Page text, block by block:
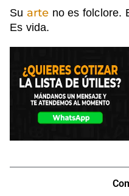
Su arte no es folclore.
Es vida.